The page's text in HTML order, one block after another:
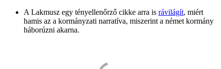
A Lakmusz egy tényellenőrző cikke arra is rávilágít, miért
hamis az a kormányzati narratíva, miszerint a német kormány
háborúzni akarna.